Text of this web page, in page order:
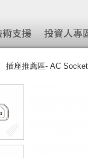
插座推薦區- AC Socket